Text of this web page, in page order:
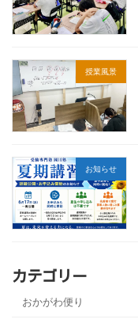
授業風景
お知らせ
カテゴリー
おかがわ便り